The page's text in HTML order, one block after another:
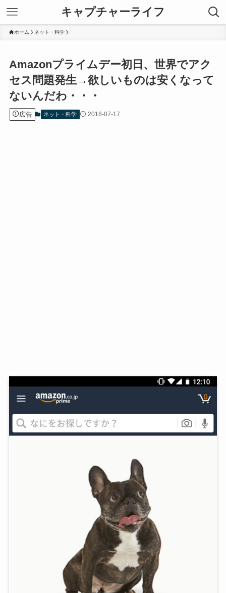
キャプチャーライフ
ホーム ネット・科学
Amazonプライムデー初日、世界でアク
セス問題発生→欲しいものは安くなって
ないんだわ・・・
広告 ネット・科学 2018-07-17